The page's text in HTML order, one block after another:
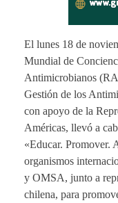
El lunes 18 de
Mundial de
Antimicrobianos
Gestión de los
con apoyo de la
Américas, llevó a
«Educar. Promover.
organismos
y OMSA, junto a
chilena, para